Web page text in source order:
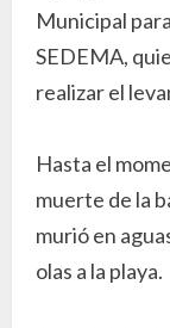
Municipal
SEDEMA,
realizar el
Hasta el
muerte de la
murió en
olas a la playa.